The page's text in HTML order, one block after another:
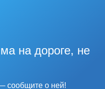
на дороге, не
сообщите о ней!